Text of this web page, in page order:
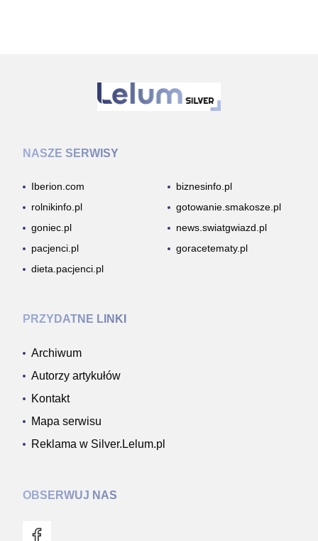
NASZE SERWISY
Iberion.com
biznesinfo.pl
rolnikinfo.pl
gotowanie.smakosze.pl
goniec.pl
news.swiatgwiazd.pl
pacjenci.pl
goracetematy.pl
dieta.pacjenci.pl
PRZYDATNE LINKI
Archiwum
Autorzy artykułów
Kontakt
Mapa serwisu
Reklama w Silver.Lelum.pl
OBSERWUJ NAS